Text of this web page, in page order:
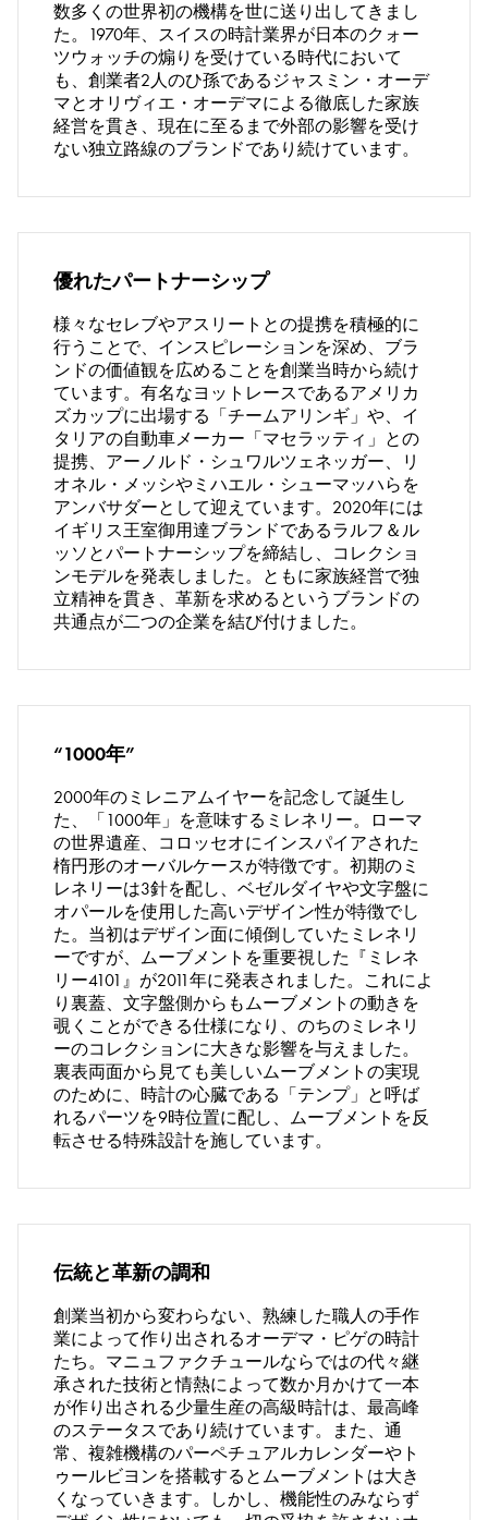
数多くの世界初の機構を世に送り出してきまし
た。1970年、スイスの時計業界が日本のクォー
ツウォッチの煽りを受けている時代において
も、創業者2人のひ孫であるジャスミン・オーデ
マとオリヴィエ・オーデマによる徹底した家族
経営を貫き、現在に至るまで外部の影響を受け
ない独立路線のブランドであり続けています。
優れたパートナーシップ
様々なセレブやアスリートとの提携を積極的に
行うことで、インスピレーションを深め、ブラ
ンドの価値観を広めることを創業当時から続け
ています。有名なヨットレースであるアメリカ
ズカップに出場する「チームアリンギ」や、イ
タリアの自動車メーカー「マセラッティ」との
提携、アーノルド・シュワルツェネッガー、リ
オネル・メッシやミハエル・シューマッハらを
アンバサダーとして迎えています。2020年には
イギリス王室御用達ブランドであるラルフ＆ル
ッソとパートナーシップを締結し、コレクショ
ンモデルを発表しました。ともに家族経営で独
立精神を貫き、革新を求めるというブランドの
共通点が二つの企業を結び付けました。
“1000年”
2000年のミレニアムイヤーを記念して誕生し
た、「1000年」を意味するミレネリー。ローマ
の世界遺産、コロッセオにインスパイアされた
楕円形のオーバルケースが特徴です。初期のミ
レネリーは3針を配し、ベゼルダイヤや文字盤に
オパールを使用した高いデザイン性が特徴でし
た。当初はデザイン面に傾倒していたミレネリ
ーですが、ムーブメントを重要視した『ミレネ
リー4101』が2011年に発表されました。これによ
り裏蓋、文字盤側からもムーブメントの動きを
覗くことができる仕様になり、のちのミレネリ
ーのコレクションに大きな影響を与えました。
裏表両面から見ても美しいムーブメントの実現
のために、時計の心臓である「テンプ」と呼ば
れるパーツを9時位置に配し、ムーブメントを反
転させる特殊設計を施しています。
伝統と革新の調和
創業当初から変わらない、熟練した職人の手作
業によって作り出されるオーデマ・ピゲの時計
たち。マニュファクチュールならではの代々継
承された技術と情熱によって数か月かけて一本
が作り出される少量生産の高級時計は、最高峰
のステータスであり続けています。また、通
常、複雑機構のパーペチュアルカレンダーやト
ゥールビヨンを搭載するとムーブメントは大き
くなっていきます。しかし、機能性のみならず